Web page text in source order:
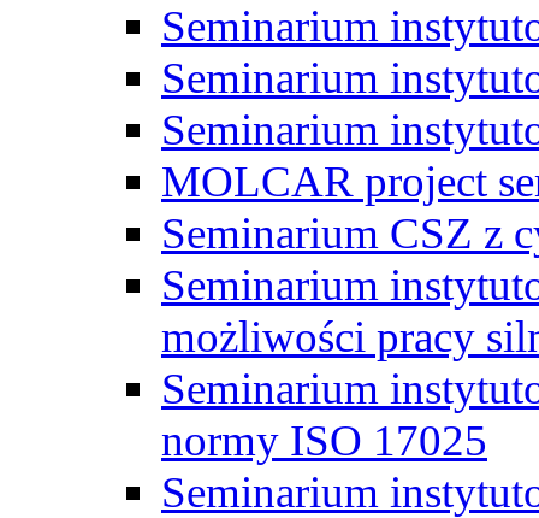
Seminarium
Seminarium
Seminarium
MOLCAR project
Seminarium CSZ z
Seminarium
możliwości pracy
Seminarium
normy ISO 17025
Seminarium